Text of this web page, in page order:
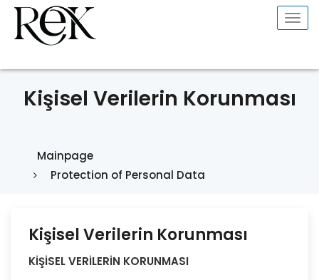
Kişisel Verilerin Korunması
Mainpage
Protection of Personal Data
Kişisel Verilerin Korunması
KİŞİSEL VERİLERİN KORUNMASI